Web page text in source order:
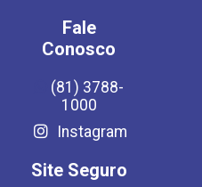
Fale
Conosco
(81) 3788-
1000
Instagram
Site Seguro